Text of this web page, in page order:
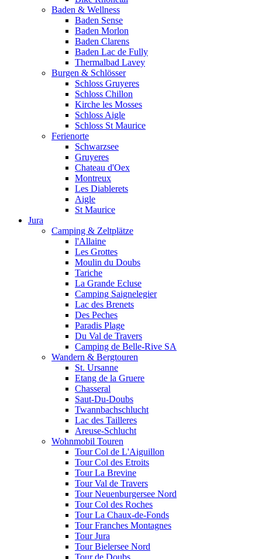
Baden & Wellness
Baden Sense
Baden Morlon
Baden Clarens
Baden Lac de Fully
Thermalbad Lavey
Burgen & Schlösser
Schloss Gruyeres
Schloss Chillon
Kirche les Mosses
Schloss Aigle
Schloss St Maurice
Ferienorte
Schwarzsee
Gruyeres
Chateau d'Oex
Montreux
Les Diablerets
Aigle
St Maurice
Jura
Camping & Zeltplätze
l'Allaine
Les Grottes
Moulin du Doubs
Tariche
La Grande Ecluse
Camping Saignelegier
Lac des Brenets
Des Peches
Paradis Plage
Du Val de Travers
Camping de Belle-Rive SA
Wandern & Bergtouren
St. Ursanne
Etang de la Gruere
Chasseral
Saut-Du-Doubs
Twannbachschlucht
Lac des Tailleres
Areuse-Schlucht
Wohnmobil Touren
Tour Col de L'Aiguillon
Tour Col des Etroits
Tour La Brevine
Tour Val de Travers
Tour Neuenburgersee Nord
Tour Col des Roches
Tour La Chaux-de-Fonds
Tour Franches Montagnes
Tour Jura
Tour Bielersee Nord
Tour de Doubs